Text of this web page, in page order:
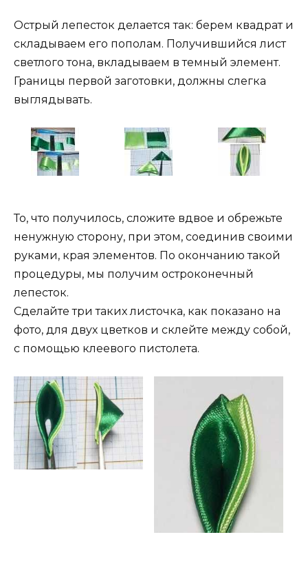
Острый лепесток делается так: берем квадрат и
складываем его пополам. Получившийся лист
светлого тона, вкладываем в темный элемент.
Границы первой заготовки, должны слегка
выглядывать.
То, что получилось, сложите вдвое и обрежьте
ненужную сторону, при этом, соединив своими
руками, края элементов. По окончанию такой
процедуры, мы получим остроконечный
лепесток.
Сделайте три таких листочка, как показано на
фото, для двух цветков и склейте между собой,
с помощью клеевого пистолета.